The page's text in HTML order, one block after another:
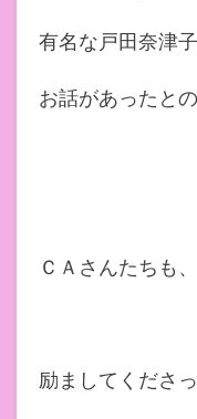
有名な戸田奈津
お話があったとの
ＣＡさんたちも、
励ましてくださ